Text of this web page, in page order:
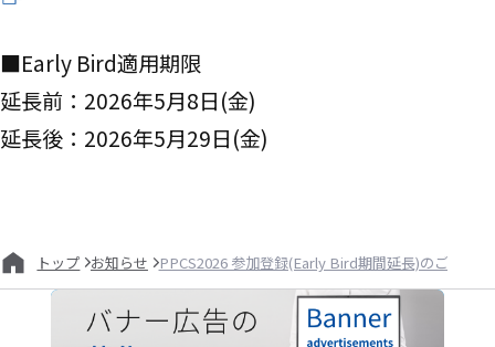
■Early Bird適用期限
延長前：2026年5月8日(金)
延長後：2026年5月29日(金)
トップ お知らせ PPCS2026 参加登録(Early Bird期間延長)のご案内